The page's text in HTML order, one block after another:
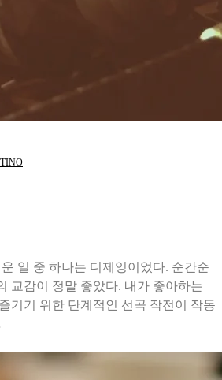
일 중 하나는 디제잉이었다. 순간순
교감이 정말 좋았다. 내가 좋아하는
기기 위한 단계적인 선곡 작전이 작동